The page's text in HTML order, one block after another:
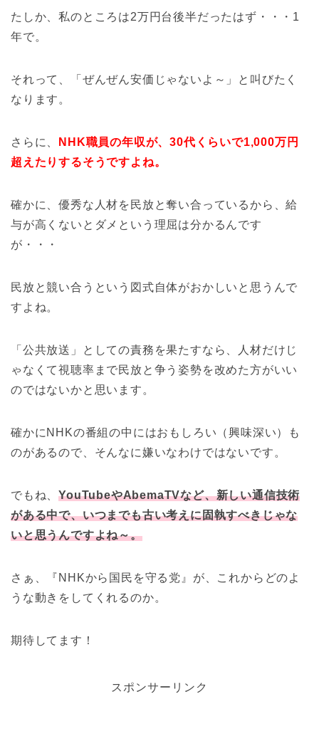
たしか、私のところは2万円台後半だったはず・・・1
年で。
それって、「ぜんぜん安価じゃないよ～」と叫びたく
なります。
さらに、
NHK職員の年収が、30代くらいで1,000万円
超えたりするそうですよね。
確かに、優秀な人材を民放と奪い合っているから、給
与が高くないとダメという理屈は分かるんです
が・・・
民放と競い合うという図式自体がおかしいと思うんで
すよね。
「公共放送」としての責務を果たすなら、人材だけじ
ゃなくて視聴率まで民放と争う姿勢を改めた方がいい
のではないかと思います。
確かにNHKの番組の中にはおもしろい（興味深い）も
のがあるので、そんなに嫌いなわけではないです。
でもね、YouTubeやAbemaTVなど、新しい通信技術
がある中で、いつまでも古い考えに固執すべきじゃな
いと思うんですよね～。
さぁ、『NHKから国民を守る党』が、これからどのよ
うな動きをしてくれるのか。
期待してます！
スポンサーリンク